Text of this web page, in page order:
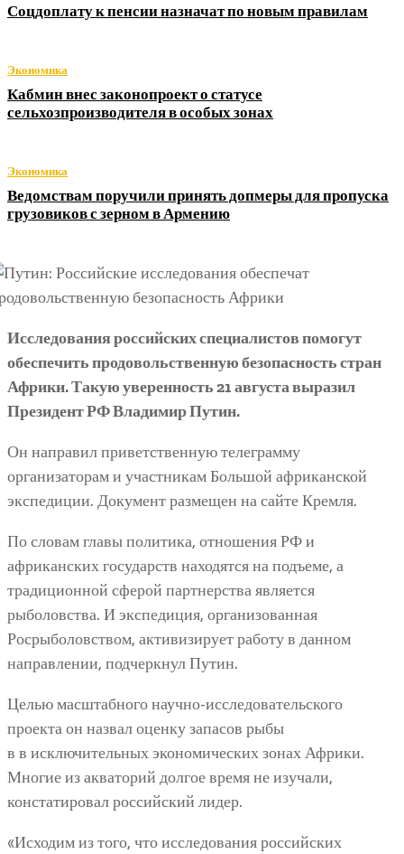
Соцдоплату к пенсии назначат по новым правилам
Экономика
Кабмин внес законопроект о статусе
сельхозпроизводителя в особых зонах
Экономика
Ведомствам поручили принять допмеры для пропуска
грузовиков с зерном в Армению
Исследования российских специалистов помогут
обеспечить продовольственную безопасность стран
Африки. Такую уверенность 21 августа выразил
Президент РФ Владимир Путин.
Он направил приветственную телеграмму
организаторам и участникам Большой африканской
экспедиции. Документ размещен на сайте Кремля.
По словам главы политика, отношения РФ и
африканских государств находятся на подъеме, а
традиционной сферой партнерства является
рыболовства. И экспедиция, организованная
Росрыболовством, активизирует работу в данном
направлении, подчеркнул Путин.
Целью масштабного научно-исследовательского
проекта он назвал оценку запасов рыбы
в в исключительных экономических зонах Африки.
Многие из акваторий долгое время не изучали,
констатировал российский лидер.
«Исходим из того, что исследования российских